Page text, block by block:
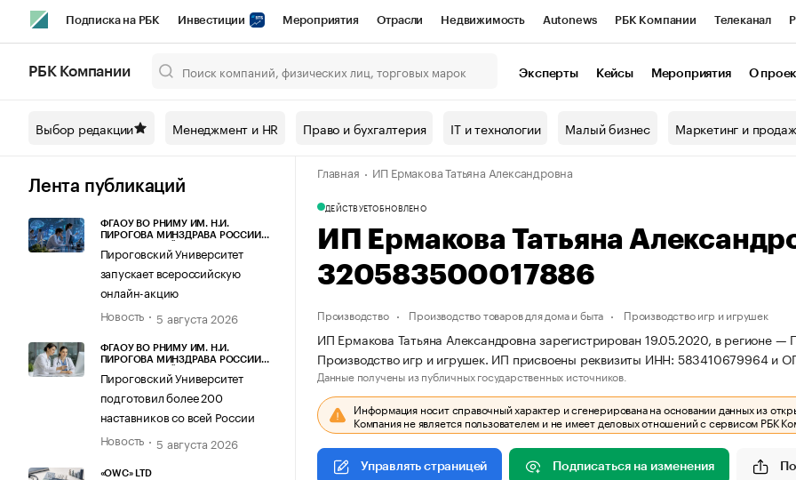
Подписка на РБК Инвестиции Мероприятия Отрасли Недвижимость Autonews РБК Компании Телеканал
Спецпроекты СПб Конференции СПб Спецпроекты Проверка контрагентов
Технологии и медиа Рынок наличной валюты
РБК Компании Эксперты Кейсы Мероприятия О
Выбор редакции Менеджмент и HR Право и бухгалтерия IT и технологии Малый бизнес Маркетинг и
Лента публикаций
ФГАОУ ВО РНИМУ ИМ. Н.И.
ПИРОГОВА МИНЗДРАВА РОССИИ
Пироговский Университет
запускает всероссийскую
онлайн-акцию
Новость
5 августа 2026
ФГАОУ ВО РНИМУ ИМ. Н.И.
ПИРОГОВА МИНЗДРАВА РОССИИ
Пироговский Университет
подготовил более 200
наставников со всей России
Новость
5 августа 2026
«OWC» LTD
Главная ИП Ермакова Татьяна Александровна
ДЕЙСТВУЕТОБНОВЛЕНО
ИП Ермакова Татьяна
320583500017886
Производство Производство товаров для дома и быта Производство игр и игрушек
ИП Ермакова Татьяна Александровна зарегистрирован 19.05.2020, в регионе —
Производство игр и игрушек. ИП присвоены реквизиты ИНН: 583410679964 и
Данные получены из публичных государственных источников.
Информация носит справочный характер и сгенерирована на основании данных из
Компания не является пользователем и не имеет деловых отношений с сервисом РБК
Управлять страницей Подписаться на изменения